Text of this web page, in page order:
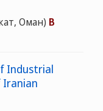
Оман) В
Industrial